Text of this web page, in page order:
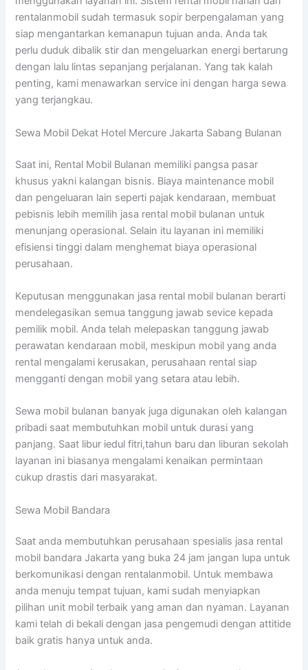
rentalanmobil sudah termasuk sopir berpengalaman yang
siap mengantarkan kemanapun tujuan anda. Anda tak
perlu duduk dibalik stir dan mengeluarkan energi bertarung
dengan lalu lintas sepanjang perjalanan. Yang tak kalah
penting, kami menawarkan service ini dengan harga sewa
yang terjangkau.
Sewa Mobil Dekat Hotel Mercure Jakarta Sabang Bulanan
Saat ini, Rental Mobil Bulanan memiliki pangsa pasar
khusus yakni kalangan bisnis. Biaya maintenance mobil
dan pengeluaran lain seperti pajak kendaraan, membuat
pebisnis lebih memilih jasa rental mobil bulanan untuk
menunjang operasional. Selain itu layanan ini memiliki
efisiensi tinggi dalam menghemat biaya operasional
perusahaan.
Keputusan menggunakan jasa rental mobil bulanan berarti
mendelegasikan semua tanggung jawab sevice kepada
pemilik mobil. Anda telah melepaskan tanggung jawab
perawatan kendaraan mobil, meskipun mobil yang anda
rental mengalami kerusakan, perusahaan rental siap
mengganti dengan mobil yang setara atau lebih.
Sewa mobil bulanan banyak juga digunakan oleh kalangan
pribadi saat membutuhkan mobil untuk durasi yang
panjang. Saat libur iedul fitri,tahun baru dan liburan sekolah
layanan ini biasanya mengalami kenaikan permintaan
cukup drastis dari masyarakat.
Sewa Mobil Bandara
Saat anda membutuhkan perusahaan spesialis jasa rental
mobil bandara Jakarta yang buka 24 jam jangan lupa untuk
berkomunikasi dengan rentalanmobil. Untuk membawa
anda menuju tempat tujuan, kami sudah menyiapkan
pilihan unit mobil terbaik yang aman dan nyaman. Layanan
kami telah di bekali dengan jasa pengemudi dengan attitide
baik gratis hanya untuk anda.